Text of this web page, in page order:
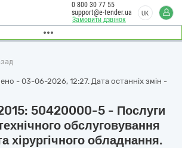
Замовити дзвінок
0 800 30 77 55
support@e-tender.ua
UK
- 03-06-2026, 12:27. Дата останніх змін -
50420000-5 - Послуги
обслуговування
хірургічного обладнання.